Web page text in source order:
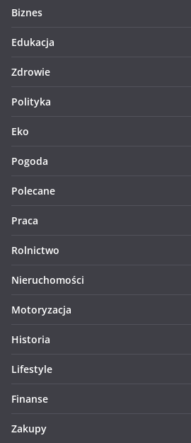
Biznes
Edukacja
Zdrowie
Polityka
Eko
Pogoda
Polecane
Praca
Rolnictwo
Nieruchomości
Motoryzacja
Historia
Lifestyle
Finanse
Zakupy